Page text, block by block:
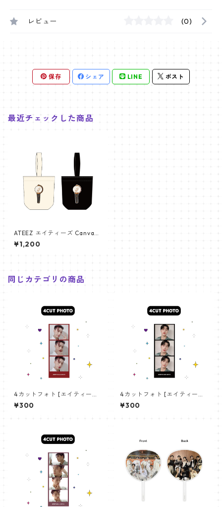
レビュー (0)
保存 シェア LINE ポスト
最近チェックした商品
ATEEZ エイティーズ Canvas
Bag ペンライト キャンバス バ
ッグ PB002
¥1,200
同じカテゴリの商品
4カットフォト [エイティーズ
サン-03]4CUT PHOTO ATEE
Z SAN 03
¥300
4カットフォト [エイティーズ
サン-02]4CUT PHOTO ATEE
Z SAN 02
¥300